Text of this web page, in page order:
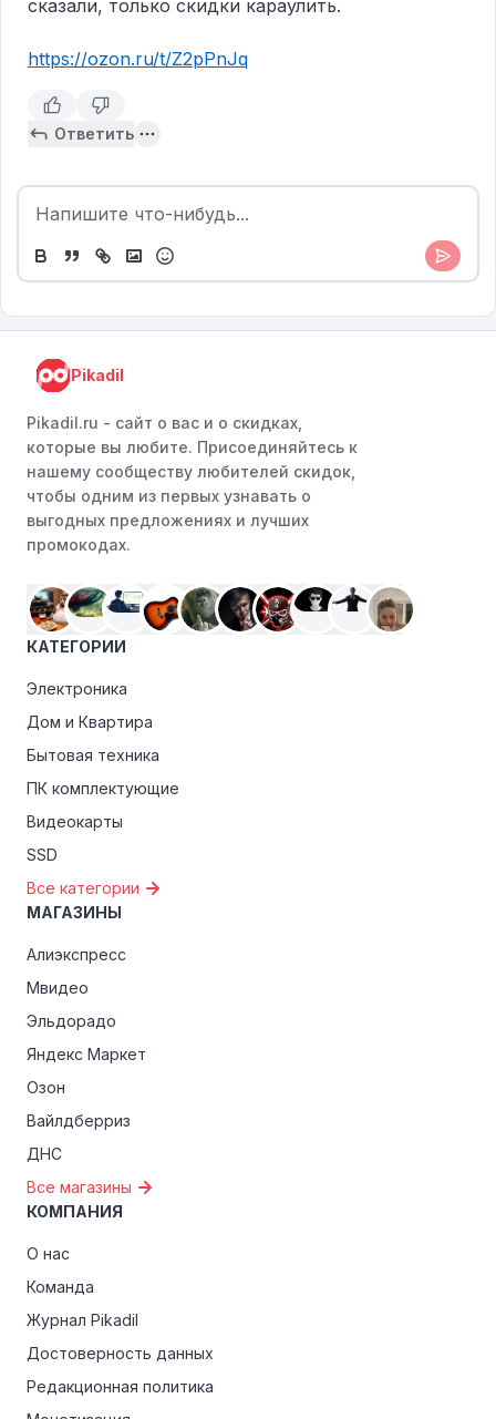
сказали, только скидки караулить.
https://ozon.ru/t/Z2pPnJq
Ответить
Pikadil
Pikadil.ru - cайт о вас и о скидках,
которые вы любите. Присоединяйтесь к
нашему сообществу любителей скидок,
чтобы одним из первых узнавать о
выгодных предложениях и лучших
промокодах.
КАТЕГОРИИ
Электроника
Дом и Квартира
Бытовая техника
ПК комплектующие
Видеокарты
SSD
Все категории
МАГАЗИНЫ
Алиэкспресс
Мвидео
Эльдорадо
Яндекс Маркет
Озон
Вайлдберриз
ДНС
Все магазины
КОМПАНИЯ
О нас
Команда
Журнал Pikadil
Достоверность данных
Редакционная политика